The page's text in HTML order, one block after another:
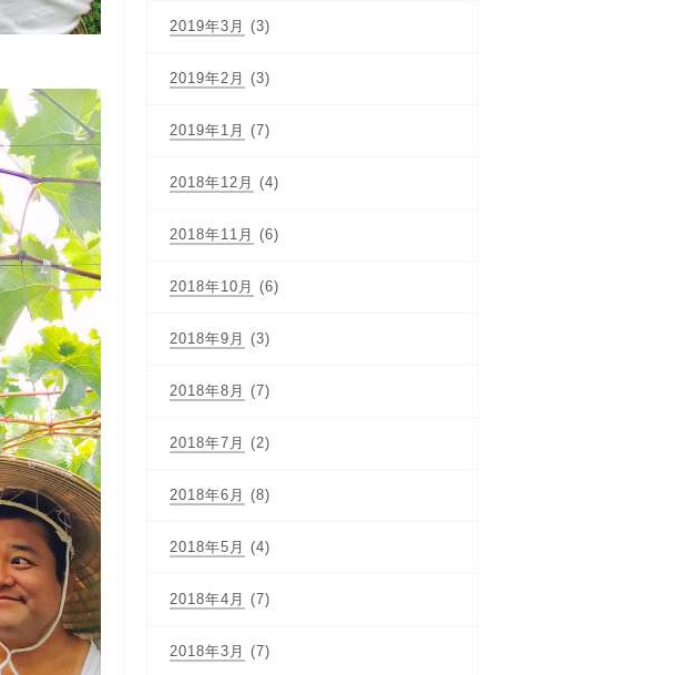
2019年3月 (3)
2019年2月 (3)
2019年1月 (7)
2018年12月 (4)
2018年11月 (6)
2018年10月 (6)
2018年9月 (3)
2018年8月 (7)
2018年7月 (2)
2018年6月 (8)
2018年5月 (4)
2018年4月 (7)
2018年3月 (7)